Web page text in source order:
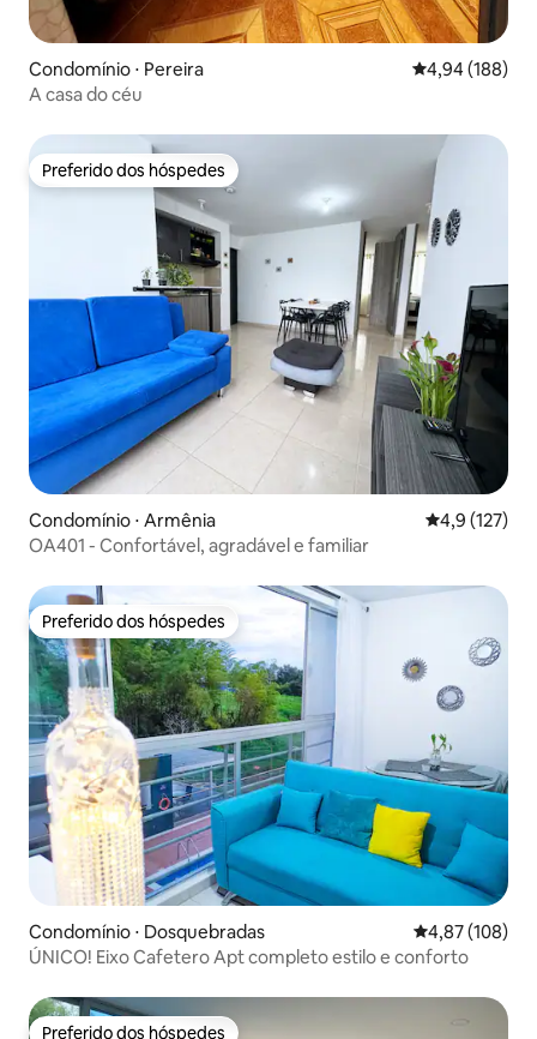
Condomínio ⋅ Pereira 4,94 de uma
4,94 (188)
A casa do céu
Preferido dos hóspedes
Preferido dos hóspedes
Condomínio ⋅ Armênia 4,9 de uma
4,9 (127)
OA401 - Confortável, agradável e familiar
Preferido dos hóspedes
Preferido dos hóspedes
Condomínio ⋅ Dosquebradas 4,87 de uma
4,87 (108)
ÚNICO! Eixo Cafetero Apt completo estilo e conforto
Preferido dos hóspedes